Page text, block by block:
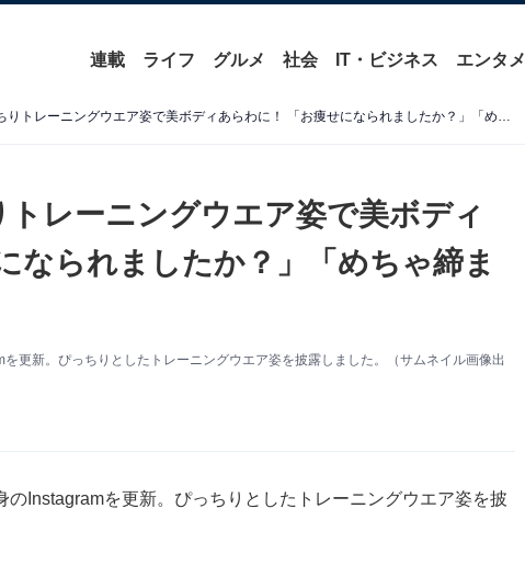
連載 ライフ グルメ 社会 IT・ビジネス エンタメ
長谷川京子、ぴっちりトレーニングウエア姿で美ボディあらわに！ 「お痩せになられましたか？」「めちゃ締まってます」
レーニングウエア姿で美ボディ
なられましたか？」「めちゃ締ま
更新。ぴっちりとしたトレーニングウエア姿を披露しました。（サムネイル画像出
Instagramを更新。ぴっちりとしたトレーニングウエア姿を披